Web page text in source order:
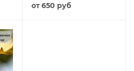
от650 руб